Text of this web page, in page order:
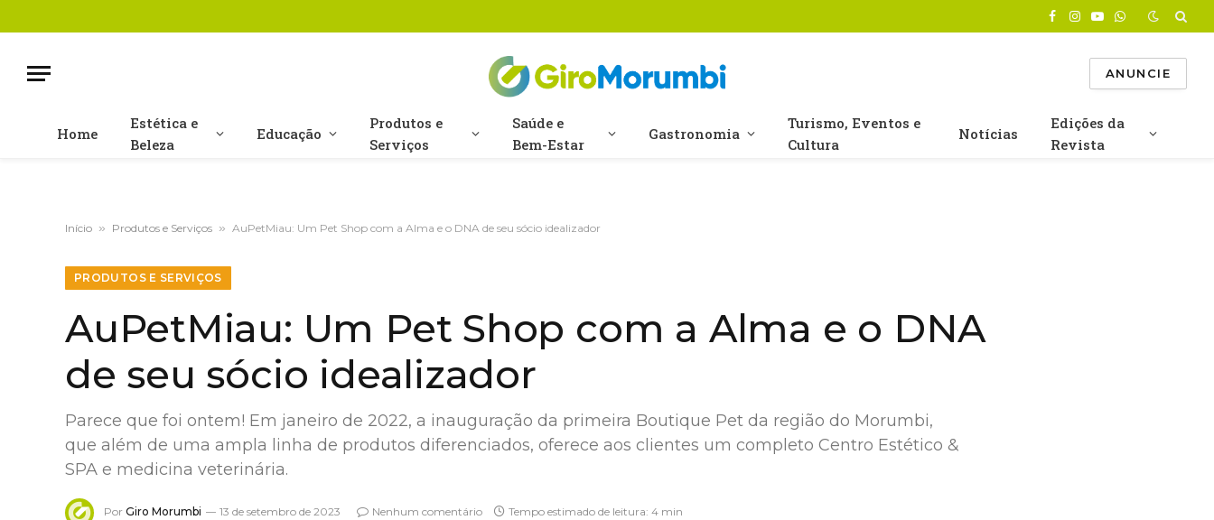
Facebook
Instagram
YouTube
WhatsApp
ANUNCIE
Home
Estética e
Beleza
Educação
Produtos e
Serviços
Saúde e
Bem-Estar
Gastronomia
Turismo, Eventos e
Cultura
Notícias
Edições da
Revista
Início » Produtos e Serviços » AuPetMiau: Um Pet Shop com a Alma e o DNA de seu sócio idealizador
PRODUTOS E SERVIÇOS
AuPetMiau: Um Pet Shop com a Alma e o DNA
de seu sócio idealizador
Parece que foi ontem! Em janeiro de 2022, a inauguração da primeira Boutique Pet da região do Morumbi,
que além de uma ampla linha de produtos diferenciados, oferece aos clientes um completo Centro Estético &
SPA e medicina veterinária.
Por Giro Morumbi 13 de setembro de 2023 Nenhum comentário Tempo estimado de leitura: 4 min